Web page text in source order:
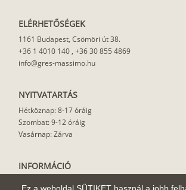
ELÉRHETŐSÉGEK
1161 Budapest, Csömöri út 38.
+36 1 4010 140 , +36 30 855 4869
info@gres-massimo.hu
NYITVATARTÁS
Hétköznap: 8-17 óráig
Szombat: 9-12 óráig
Vasárnap: Zárva
INFORMÁCIÓ